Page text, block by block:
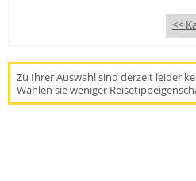
<<
Zu Ihrer Auswahl sind derzeit leider
Wählen sie weniger